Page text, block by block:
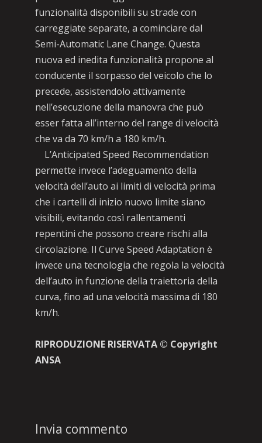
funzionalità disponibili su strade con
carreggiate separate, a cominciare dal
Semi-Automatic Lane Change. Questa
nuova ed inedita funzionalità propone al
conducente il sorpasso del veicolo che lo
precede, assistendolo attivamente
nell’esecuzione della manovra che può
esser fatta all’interno del range di velocità
che va da 70 km/h a 180 km/h.
L’Anticipated Speed Recommendation
permette invece l’adeguamento della
velocità dell’auto ai limiti di velocità prima
che i cartelli di inizio nuovo limite siano
visibili, evitando così rallentamenti
repentini che possono creare rischi alla
circolazione. Il Curve Speed Adaptation è
invece una tecnologia che regola la velocità
dell’auto in funzione della traiettoria della
curva, fino ad una velocità massima di 180
km/h.
RIPRODUZIONE RISERVATA © Copyright
ANSA
Invia commento